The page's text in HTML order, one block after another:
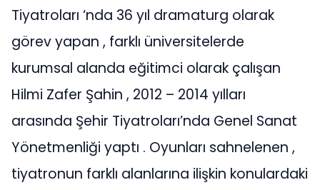
Tiyatroları ‘nda 36 yıl dramaturg olarak
görev yapan , farklı üniversitelerde
kurumsal alanda eğitimci olarak çalışan
Hilmi Zafer Şahin , 2012 – 2014 yılları
arasında Şehir Tiyatroları’nda Genel Sanat
Yönetmenliği yaptı . Oyunları sahnelenen ,
tiyatronun farklı alanlarına ilişkin konulardaki